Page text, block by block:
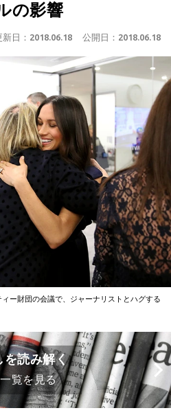
の影響
新日： 2018.06.18 公開日： 2018.06.18
ー財団の会議で、ジャーナリストとハグする
を読み解く
覧を見る